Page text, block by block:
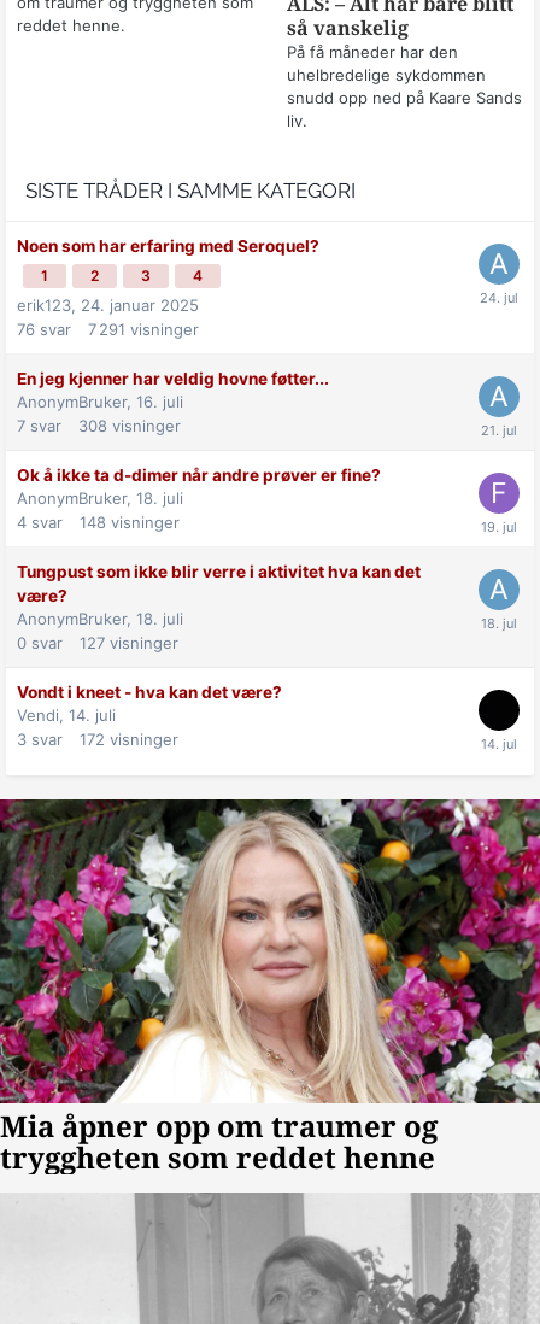
reddet henne.
så vanskelig
På få måneder har den
uhelbredelige sykdommen
snudd opp ned på Kaare Sands
liv.
SISTE TRÅDER I SAMME KATEGORI
Noen som har erfaring med Seroquel?
1 2 3 4
erik123, 24. januar 2025
76 svar 7 291 visninger
En jeg kjenner har veldig hovne føtter...
AnonymBruker, 16. juli
7 svar 308 visninger
Ok å ikke ta d-dimer når andre prøver er fine?
AnonymBruker, 18. juli
4 svar 148 visninger
Tungpust som ikke blir verre i aktivitet hva kan det
være?
AnonymBruker, 18. juli
0 svar 127 visninger
Vondt i kneet - hva kan det være?
Vendi, 14. juli
3 svar 172 visninger